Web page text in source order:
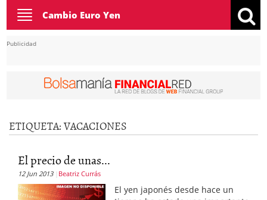
Toggle
navigation
Cambio Euro Yen
Publicidad
ETIQUETA:VACACIONES
El precio de unas...
12 Jun 2013 Beatriz Currás
El yen japonés desde hace un